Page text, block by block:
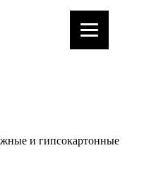
и гипсокартонные